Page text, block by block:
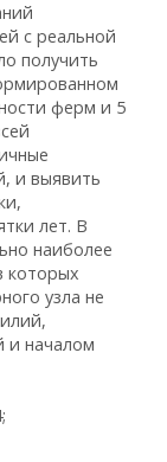
с реальной
получить
ферм и 5
и выявить
лет. В
наиболее
которых
узла не
и началом